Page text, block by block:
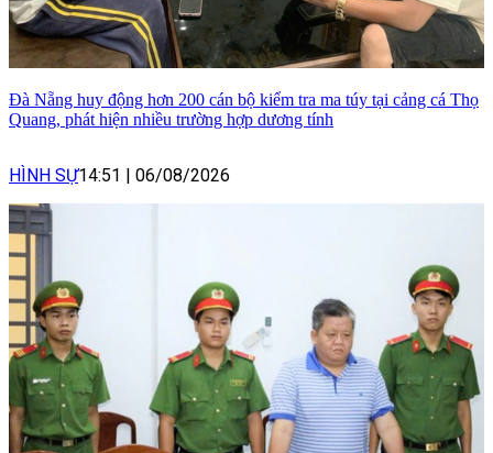
Đà Nẵng huy động hơn 200 cán bộ kiểm tra ma túy tại cảng cá Thọ
Quang, phát hiện nhiều trường hợp dương tính
HÌNH SỰ14:51 06/08/2026